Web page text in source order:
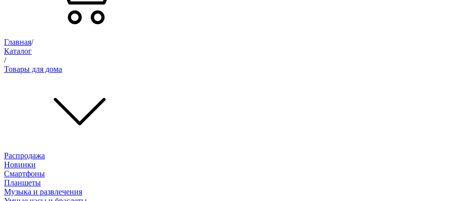
Главная/
Каталог
/
Товары для дома
Распродажа
Новинки
Смартфоны
Планшеты
Музыка и развлечения